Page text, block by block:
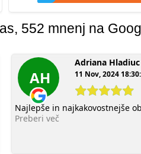
552 mnenj na
AH
Adriana
11 Nov, 2024
Najlepše in najkakovostnejše
Preberi več